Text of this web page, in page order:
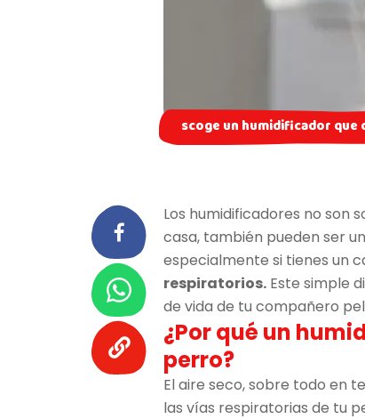
scoge un humidificador que
Los humidificadores no son
casa, también pueden ser
especialmente si tienes un
respiratorios. Este simple
de vida de tu compañero
¿Por qué un
perro?
El aire seco, sobre todo en
las vías respiratorias de tu